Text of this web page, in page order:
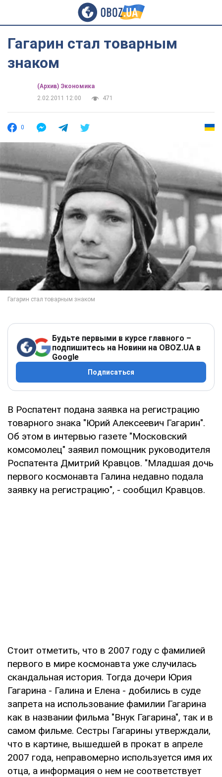
Гагарин стал товарным
знаком
(Архив) Экономика
2.02.2011 12:00
471
0
Будьте первыми в курсе главного –
подпишитесь на Новини на OBOZ.UA в
Google
Подписаться
В Роспатент подана заявка на регистрацию
товарного знака "Юрий Алексеевич Гагарин".
Об этом в интервью газете "Московский
комсомолец" заявил помощник руководителя
Роспатента Дмитрий Кравцов. "Младшая дочь
первого космонавта Галина недавно подала
заявку на регистрацию", - сообщил Кравцов.
Стоит отметить, что в 2007 году с фамилией
первого в мире космонавта уже случилась
скандальная история. Тогда дочери Юрия
Гагарина - Галина и Елена - добились в суде
запрета на использование фамилии Гагарина
как в названии фильма "Внук Гагарина", так и в
самом фильме. Сестры Гагарины утверждали,
что в картине, вышедшей в прокат в апреле
2007 года, неправомерно используется имя их
отца, а информация о нем не соответствует